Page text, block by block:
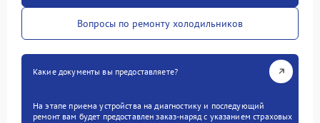
Вопросы по ремонту холодильников
Какие документы вы предоставляете?
На этапе приема устройства на диагностику и последующий
ремонт вам будет предоставлен заказ-наряд с указанием страховых